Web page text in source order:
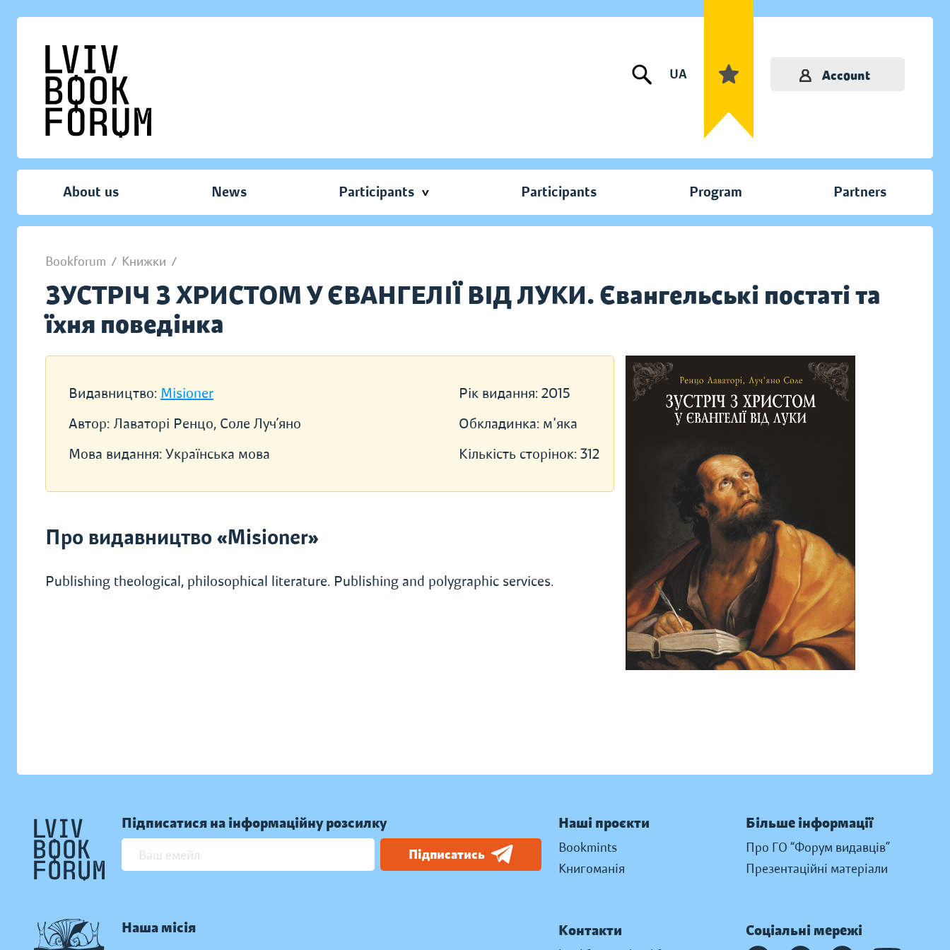
UA Account
About us News Participants Participants Program Partners
Bookforum / Книжки /
ЗУСТРІЧ З ХРИСТОМ У ЄВАНГЕЛІЇ ВІД ЛУКИ. Євангельські постаті та
їхня поведінка
Видавництво: Misioner
Автор: Лаваторі Ренцо, Соле Луч’яно
Мова видання: Українська мова
Рік видання: 2015
Обкладинка: м'яка
Кількість сторінок: 312
Про видавництво «Misioner»
Publishing theological, philosophical literature. Publishing and polygraphic services.
Підписатися на інформаційну розсилку
Підписатись
Наша місія
Наші проєкти
Bookmints
Книгоманія
Більше інформації
Про ГО “Форум видавців”
Презентаційні матеріали
Контакти Соціальні мережі